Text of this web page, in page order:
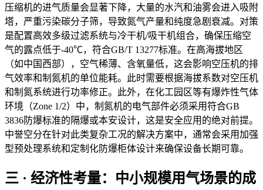
压缩机的进气质量会显著下降，大量的水汽和油雾会进入吸附
塔，严重污染碳分子筛，导致氮气产量和纯度急剧衰减。对策
是配置高效多级过滤系统与冷干机/吸干机组合，确保压缩空
气的露点低于-40℃，符合GB/T 13277标准。在高海拔地区
（如中国西部），空气稀薄、含氧量低，这会影响空压机的排
气效率和制氮机的单位能耗。此时需要根据海拔系数对空压机
和制氮系统进行功率修正。此外，在化工园区等有爆炸性气体
环境（Zone 1/2）中，制氮机的电气部件必须采用符合GB
3836防爆标准的隔爆或本安设计，这是安全应用的绝对前提。
中誉空分在针对此类复杂工况的解决方案中，通常会采用加强
型预处理系统和定制化防爆柜体设计来确保设备长期可靠。
三 · 经济性考量：中小规模用气场景的成